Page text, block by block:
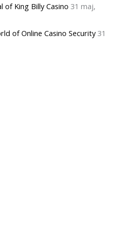
of King Billy Casino 31 maj,
of Online Casino Security 31